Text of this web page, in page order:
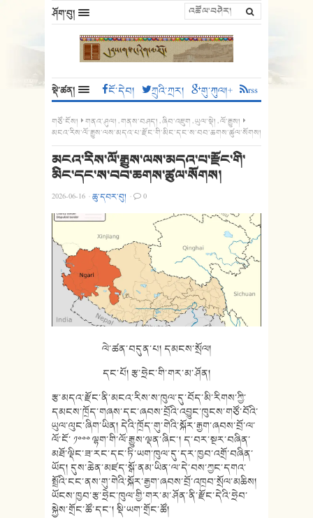
ཤོག་བུ།
སྡེ་ཚན། ངོ་དེབ། ཀྲུའི་ཀྲར། གུ་ཀུལ།+ rss
གཙོ་ངོས། གནའ་ཤུལ།,གནས་བཤད།,ཞིབ་འཇུག,ཡུལ་སྡེ།,ལོ་རྒྱུས།
མངའ་རིས་ལོ་རྒྱུས་ལས་མདའ་པ་རྫོང་གི་མིང་དང་ས་བབ་ཆགས་ཚུལ་སོགས།
མངའ་རིས་ལོ་རྒྱུས་ལས་མདའ་པ་རྫོང་གི་
མིང་དང་ས་བབ་ཆགས་ཚུལ་སོགས།
2026-06-16 ·ཆུ་དབར་བུ། · 0
ལེ་ཚན་བདུན་པ། དམངས་སྲོལ།
དང་པོ། རྩ་ཧྲེང་གི་གར་མ་ཤོན།
རྩ་མདའ་རྫོང་ནི་མངའ་རིས་ས་ཁུལ་དུ་བོད་མི་རིགས་ཀྱི་
དམངས་ཁྲོད་གཞས་དང་ཞབས་བྲོའི་འབྱུང་ཁུངས་གཙོ་བོའི་
ཡུལ་ལུང་ཞིག་ཡིན། དེའི་ཁྲོད་གུ་གེའི་སྐོར་རྒྱག་ཞབས་བྲོ་ལ་
ལོ་ངོ་ ༡༠༠༠ ལྷག་གི་ལོ་རྒྱུས་ལྡན་ཞིང་། ད་བར་སྔར་བཞིན་
མཐོ་ལྡིང་ཟ་རང་དང་ཏི་ཡག་ཁུལ་དུ་དར་ཁྱབ་འགྲོ་བཞིན་
ཡོད། དུས་ཆེན་མཛད་སྒོ་ནམ་ཡིན་ལ་དེ་བས་ཀྱང་དགའ་
སྤྲོའི་ངང་ནས་གུ་གེའི་སྐོར་རྒྱག་ཞབས་བྲོ་འཁྲབ་སྲོལ་མཆིས།
ཡོངས་ཁྱབ་རྩ་ཧྲེང་ཁུལ་གྱི་གར་མ་ཤོན་ནི་རྫོང་དེའི་ཧྲེབ་
སྐྱེས་གྲོང་ཚོ་དང་། སྡི་ཡག་གྲོང་ཚོ།